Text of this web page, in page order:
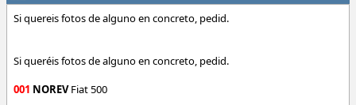
Si quereis fotos de alguno en concreto, pedid.
Si queréis fotos de alguno en concreto, pedid.
001 NOREVFiat 500